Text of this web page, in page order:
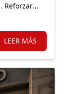
Reforzar
LEER MÁS